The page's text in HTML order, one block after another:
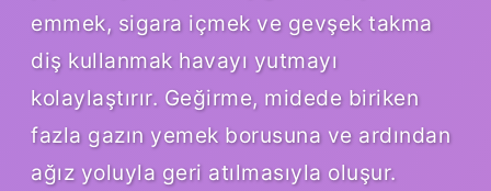
emmek, sigara içmek ve gevşek takma
diş kullanmak havayı yutmayı
kolaylaştırır. Geğirme, midede biriken
fazla gazın yemek borusuna ve ardından
ağız yoluyla geri atılmasıyla oluşur.